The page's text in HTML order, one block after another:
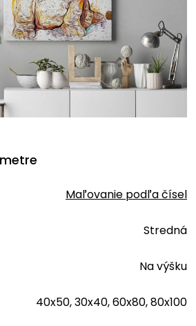
Maľovanie podľa čísel
Stredná
Na výšku
40x50, 30x40, 60x80, 80x100